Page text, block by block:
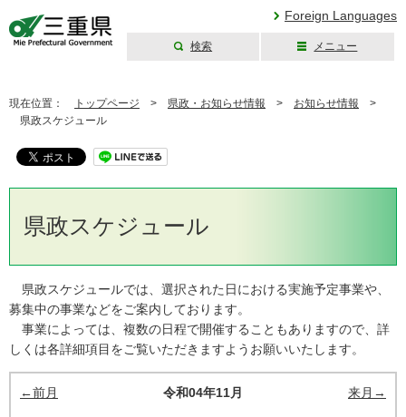
Foreign Languages
検索 メニュー
現在位置： トップページ > 県政・お知らせ情報 > お知らせ情報 >
県政スケジュール
県政スケジュール
県政スケジュールでは、選択された日における実施予定事業や、
募集中の事業などをご案内しております。
事業によっては、複数の日程で開催することもありますので、詳
しくは各詳細項目をご覧いただきますようお願いいたします。
←前月 令和04年11月 来月→